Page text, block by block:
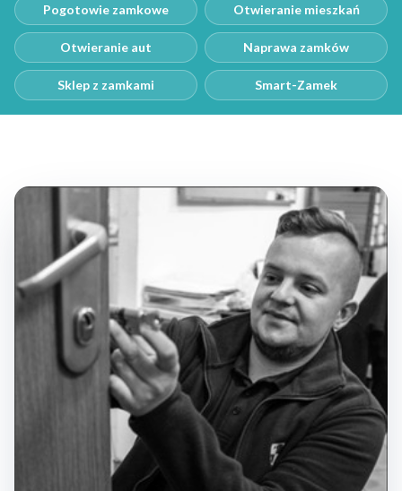
Pogotowie zamkowe Otwieranie mieszkań
Otwieranie aut Naprawa zamków
Sklep z zamkami Smart-Zamek